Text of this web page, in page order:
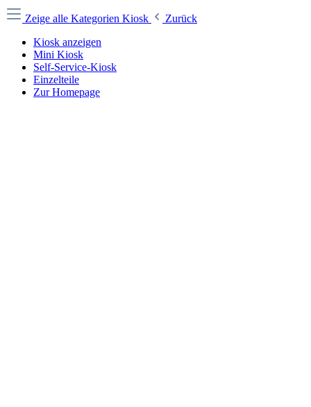
Zeige alle Kategorien Kiosk
Zurück
Kiosk anzeigen
Mini Kiosk
Self-Service-Kiosk
Einzelteile
Zur Homepage